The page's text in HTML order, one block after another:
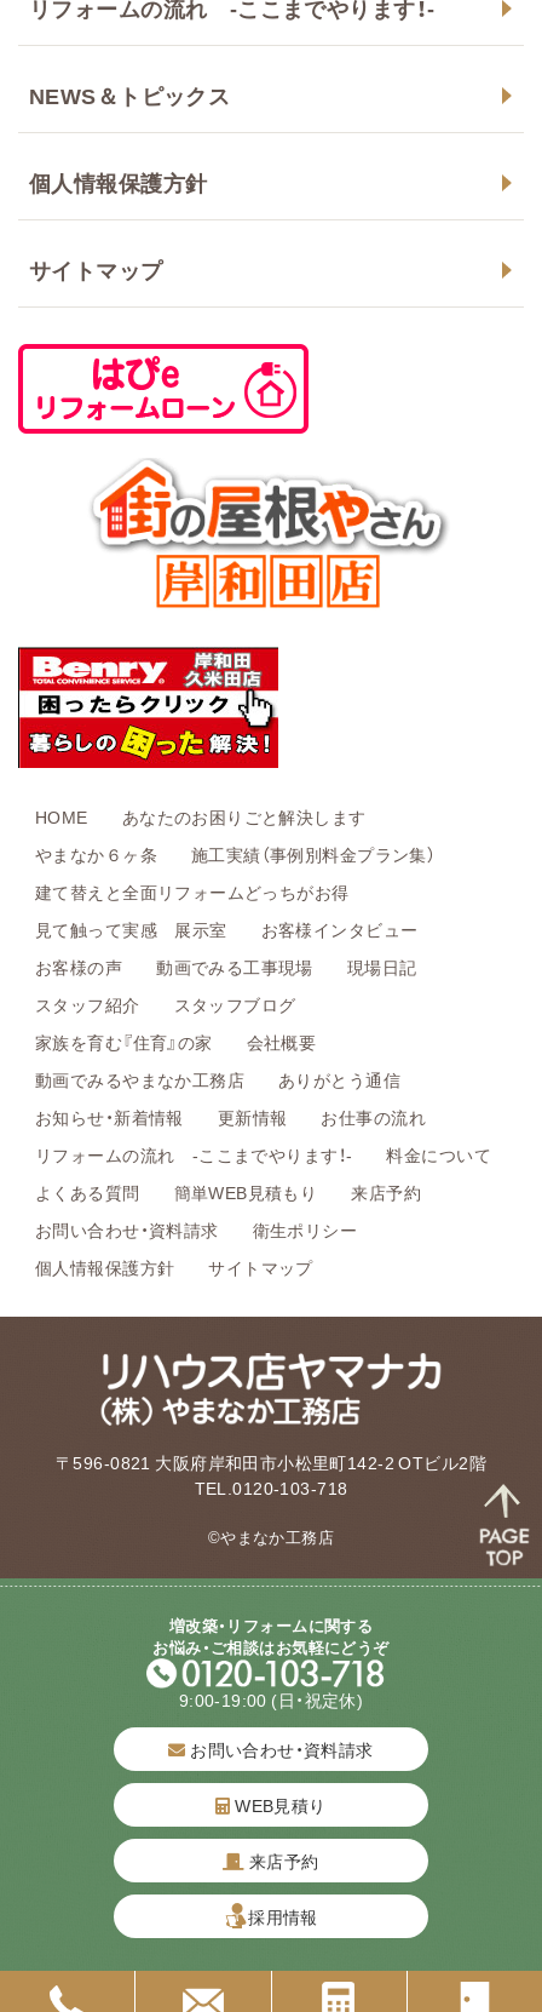
リフォームの流れ -ここまでやります！-
NEWS＆トピックス
個人情報保護方針
サイトマップ
HOME
あなたのお困りごと解決します
やまなか６ヶ条
施工実績（事例別料金プラン集）
建て替えと全面リフォームどっちがお得
見て触って実感 展示室
お客様インタビュー
お客様の声
動画でみる工事現場
現場日記
スタッフ紹介
スタッフブログ
家族を育む『住育』の家
会社概要
動画でみるやまなか工務店
ありがとう通信
お知らせ・新着情報
更新情報
お仕事の流れ
リフォームの流れ -ここまでやります！-
料金について
よくある質問
簡単WEB見積もり
来店予約
お問い合わせ・資料請求
衛生ポリシー
個人情報保護方針
サイトマップ
〒596-0821 大阪府岸和田市小松里町142-2 OTビル2階
TEL.0120-103-718
©やまなか工務店
増改築・リフォームに関する
お悩み・ご相談はお気軽にどうぞ
9:00-19:00 (日・祝定休)
お問い合わせ・資料請求
WEB見積り
来店予約
採用情報